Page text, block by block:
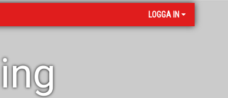
LOGGA IN